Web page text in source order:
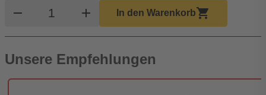
remove Produkt Warenkorb Menge
add In den Warenkorbshopping_cart
Unsere Empfehlungen